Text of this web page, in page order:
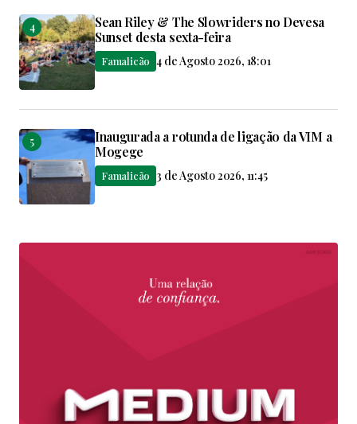
Sean Riley & The Slowriders no Devesa
Sunset desta sexta-feira
Famalicão 4 de Agosto 2026, 18:01
Inaugurada a rotunda de ligação da VIM a
Mogege
Famalicão 3 de Agosto 2026, 11:45